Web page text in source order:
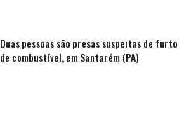
Duas pessoas são presas suspeitas de furto
de combustível, em Santarém (PA)